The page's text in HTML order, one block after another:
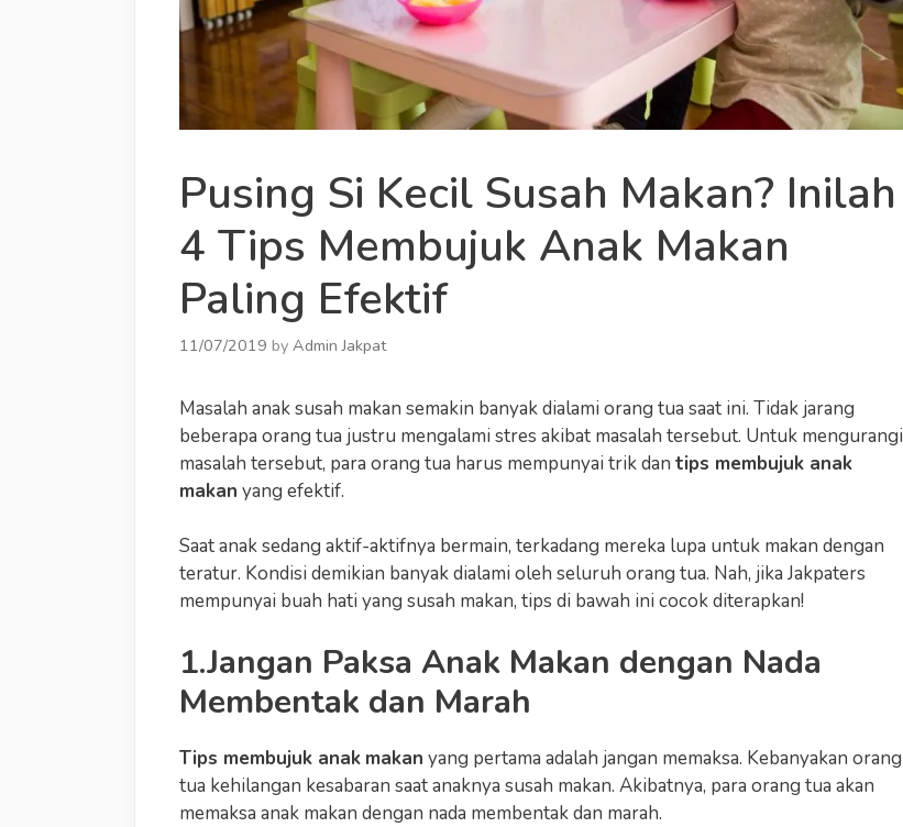
Pusing Si Kecil Susah Makan? Inilah
4 Tips Membujuk Anak Makan
Paling Efektif
11/07/2019 by Admin Jakpat
Masalah anak susah makan semakin banyak dialami orang tua saat ini. Tidak jarang
beberapa orang tua justru mengalami stres akibat masalah tersebut. Untuk mengurangi
masalah tersebut, para orang tua harus mempunyai trik dan tips membujuk anak
makan yang efektif.
Saat anak sedang aktif-aktifnya bermain, terkadang mereka lupa untuk makan dengan
teratur. Kondisi demikian banyak dialami oleh seluruh orang tua. Nah, jika Jakpaters
mempunyai buah hati yang susah makan, tips di bawah ini cocok diterapkan!
1.Jangan Paksa Anak Makan dengan Nada
Membentak dan Marah
Tips membujuk anak makan yang pertama adalah jangan memaksa. Kebanyakan orang
tua kehilangan kesabaran saat anaknya susah makan. Akibatnya, para orang tua akan
memaksa anak makan dengan nada membentak dan marah.